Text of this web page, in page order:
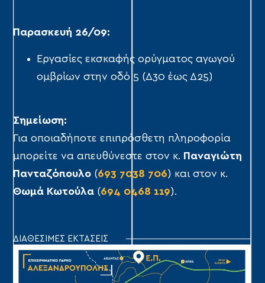
Παρασκευή 26/09:
Εργασίες εκσκαφής ορύγματος αγωγού
ομβρίων στην οδό 5 (Δ30 έως Δ25)
Σημείωση:
Για οποιαδήποτε επιπρόσθετη πληροφορία
μπορείτε να απευθύνεστε στον κ. Παναγιώτη
Πανταζόπουλο (693 7038 706) και στον κ.
Θωμά Κωτούλα (694 0468 119).
ΔΙΑΘΕΣΙΜΕΣ ΕΚΤΑΣΕΙΣ